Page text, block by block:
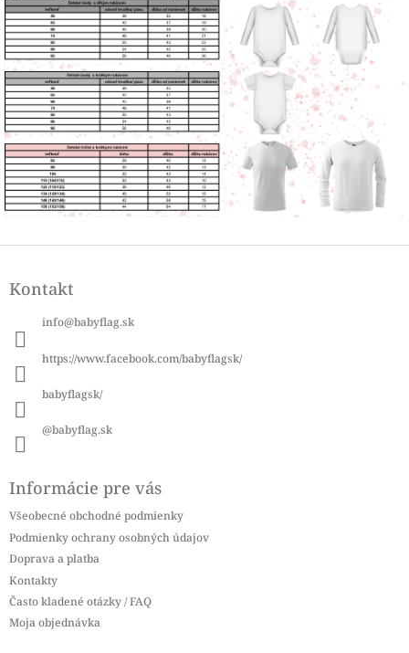
pKontakt
info@babyflag.sk
https://www.facebook.com/babyflagsk/
babyflagsk/
@babyflag.sk
Informácie pre vás
Všeobecné obchodné podmienky
Podmienky ochrany osobných údajov
Doprava a platba
Kontakty
Často kladené otázky / FAQ
Moja objednávka